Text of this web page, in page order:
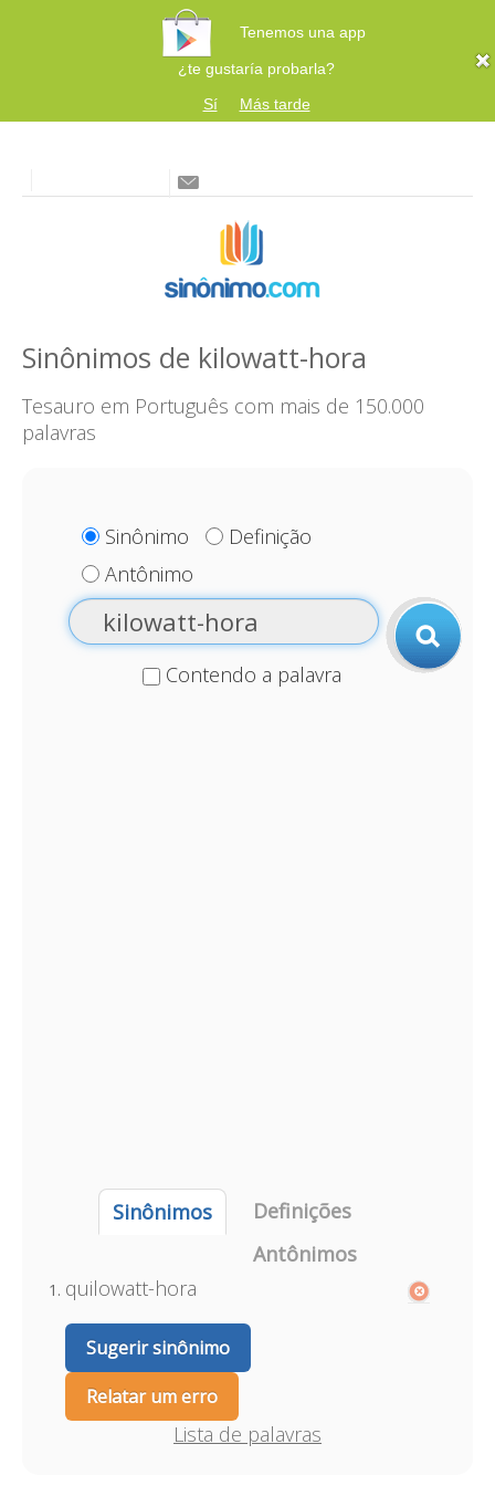
Tenemos una app
¿te gustaría probarla?
Sí
Más tarde
Sinônimos de kilowatt-hora
Tesauro em Português com mais de 150.000
palavras
Sinônimo
Definição
Antônimo
Contendo a palavra
Sinônimos
Definições
Antônimos
quilowatt-hora
Sugerir sinônimo
Relatar um erro
Lista de palavras